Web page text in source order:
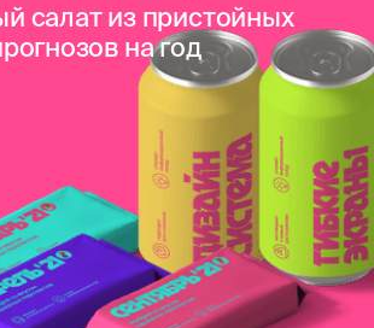
салат из пристойных
на год